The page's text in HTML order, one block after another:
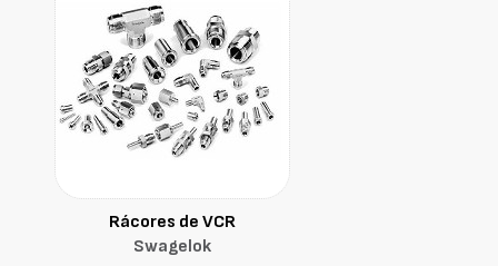
Rácores de VCR
Swagelok